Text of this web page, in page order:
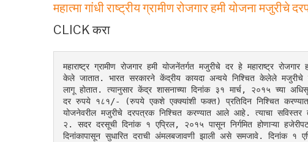
महात्मा गांधी राष्ट्रीय ग्रामीण रोजगार हमी योजना
CLICK करा
महाराष्ट्र ग्रामीण रोजगार हमी योजनेंतर्गत मजुरीचे दर हे महाराष्ट्र
केले जातात. भारत सरकारने केंद्रीय कायदा अन्वये निश्चित केलेले मजुरीचे
लागू होतात. त्यानुसार केंद्र शासनाच्या दिनांक ३१ मार्च, २०१५ च्या
दर रुपये १८१/- (रुपये एकशे एक्क्यांशी फक्त) प्रतिदिन निश्चित करण्यात
योजनेवरील मजुरीचे दरपत्रक निश्चित करण्यात आले आहे. त्याचा
२. सदर दरसूची दिनांक १ एप्रिल, २०१५ पासून निर्गमित होणाऱ्या
दिनांकापासून सुधारित दराची अंमलबजावणी झाली असे समजावे. दिनांक १